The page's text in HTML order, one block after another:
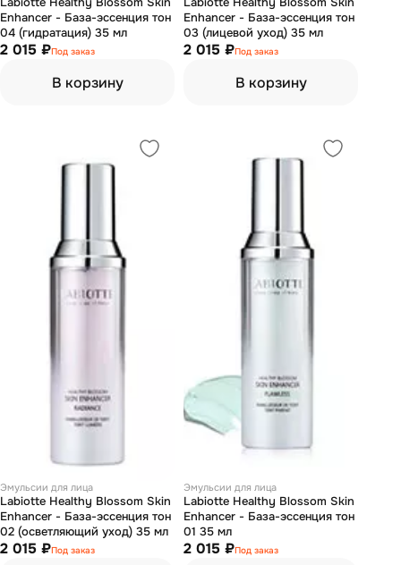
Enhancer - База-эссенция тон
04 (гидратация) 35 мл
2 015 ₽Под заказ
В корзину
Enhancer - База-эссенция тон
03 (лицевой уход) 35 мл
2 015 ₽Под заказ
В корзину
Эмульсии для лица
Labiotte Healthy Blossom Skin
Enhancer - База-эссенция тон
02 (осветляющий уход) 35 мл
2 015 ₽Под заказ
Эмульсии для лица
Labiotte Healthy Blossom Skin
Enhancer - База-эссенция тон
01 35 мл
2 015 ₽Под заказ